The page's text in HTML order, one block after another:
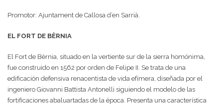
Promotor: Ajuntament de Callosa d’en Sarrià.
EL FORT DE BÈRNIA
El Fort de Bèrnia, situado en la vertiente sur de la sierra homónima,
fue construido en 1562 por orden de Felipe II. Se trata de una
edificación defensiva renacentista de vida efímera, diseñada por el
ingeniero Giovanni Battista Antonelli siguiendo el modelo de las
fortificaciones abaluartadas de la época. Presenta una característica